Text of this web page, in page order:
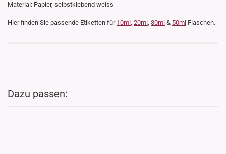
Material: Papier, selbstklebend weiss
Hier finden Sie passende Etiketten für 10ml , 20ml , 30ml & 50ml Flaschen.
Dazu passen: